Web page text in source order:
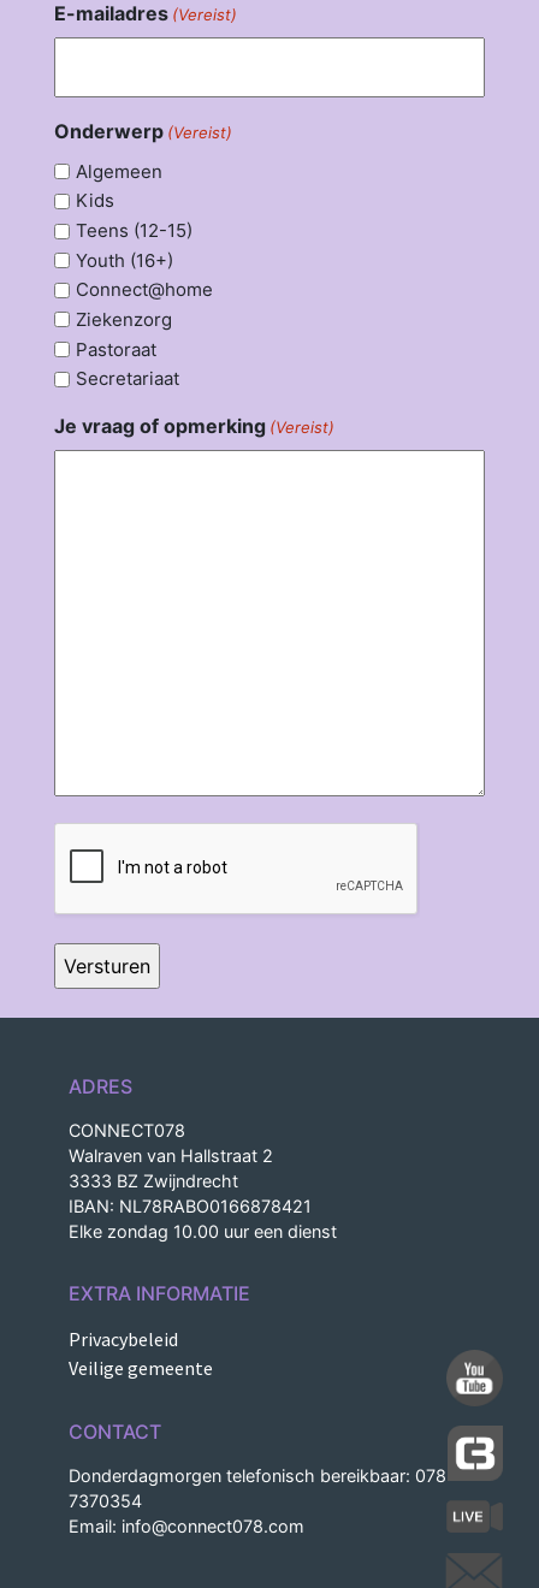
E-mailadres (Vereist)
Onderwerp (Vereist)
Algemeen
Kids
Teens (12-15)
Youth (16+)
Connect@home
Ziekenzorg
Pastoraat
Secretariaat
Je vraag of opmerking (Vereist)
ADRES
CONNECT078
Walraven van Hallstraat 2
3333 BZ Zwijndrecht
IBAN: NL78RABO0166878421
Elke zondag 10.00 uur een dienst
EXTRA INFORMATIE
Privacybeleid
Veilige gemeente
CONTACT
Donderdagmorgen telefonisch bereikbaar: 078-
7370354
Email: info@connect078.com